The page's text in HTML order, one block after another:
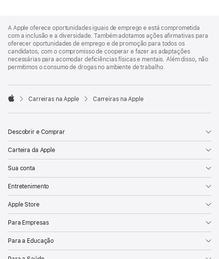
Footer
A Apple oferece oportunidades iguais de emprego e está comprometida
com a inclusão e a diversidade. Também adotamos ações afirmativas para
oferecer oportunidades de emprego e de promoção para todos os
candidatos, com o compromisso de cooperar e fazer as adaptações
necessárias para acomodar deficiências físicas e mentais. Além disso, não
permitimos o consumo de drogas no ambiente de trabalho.

Carreiras na Apple Carreiras na Apple
Descobrir e Comprar
Carteira da Apple
Sua conta
Entretenimento
Apple Store
Para Empresas
Para a Educação